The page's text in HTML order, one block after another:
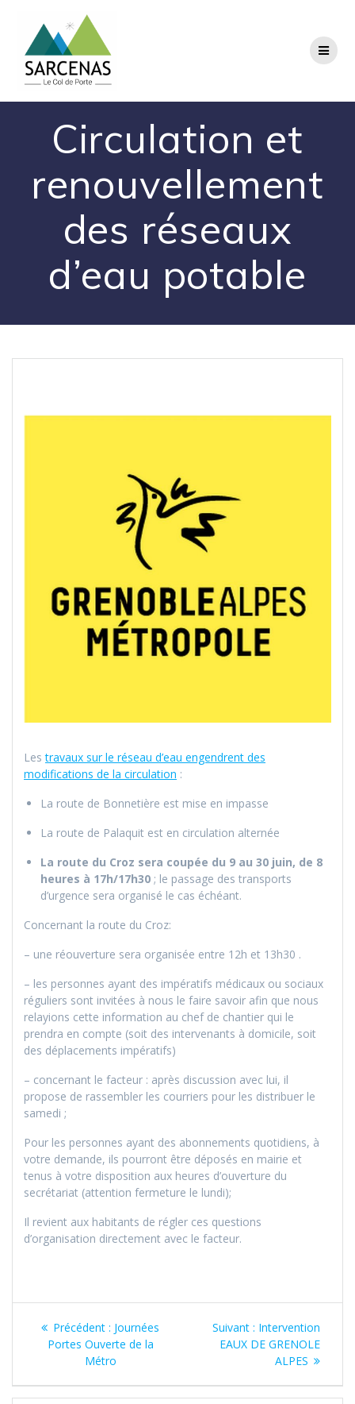
Circulation et
renouvellement
des réseaux
d’eau potable
Lestravaux sur le réseau d’eau engendrent des
modifications de la circulation :
La route de Bonnetière est mise en impasse
La route de Palaquit est en circulation alternée
La route du Croz sera coupée du 9 au 30 juin, de 8
heures à 17h/17h30 ; le passage des transports
d’urgence sera organisé le cas échéant.
Concernant la route du Croz:
– une réouverture sera organisée entre 12h et 13h30 .
– les personnes ayant des impératifs médicaux ou sociaux
réguliers sont invitées à nous le faire savoir afin que nous
relayions cette information au chef de chantier qui le
prendra en compte (soit des intervenants à domicile, soit
des déplacements impératifs)
– concernant le facteur : après discussion avec lui, il
propose de rassembler les courriers pour les distribuer le
samedi ;
Pour les personnes ayant des abonnements quotidiens, à
votre demande, ils pourront être déposés en mairie et
tenus à votre disposition aux heures d’ouverture du
secrétariat (attention fermeture le lundi);
Il revient aux habitants de régler ces questions
d’organisation directement avec le facteur.
Navigation
l’article
Précédent : Article
précédent
:
Journées
Portes Ouverte de la
Métro
Suivant : Article
suivant
Intervention
EAUX DE GRENOLE
ALPES